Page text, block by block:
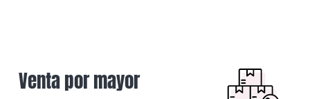
Venta por mayor